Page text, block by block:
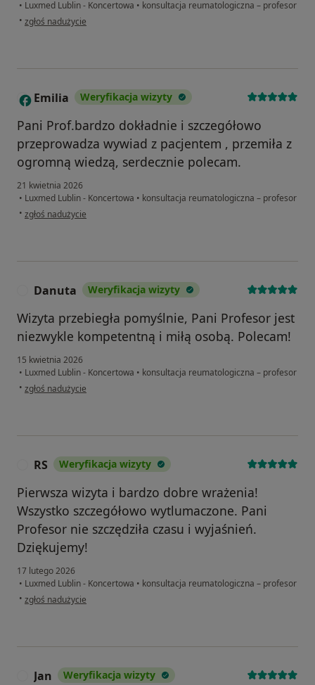
• Luxmed Lublin - Koncertowa • konsultacja reumatologiczna – profesor
• w opinii użytkownika Joanna
zgłoś nadużycie
E Emilia Weryfikacja wizyty
Pani Prof.bardzo dokładnie i szczegółowo
przeprowadza wywiad z pacjentem , przemiła z
ogromną wiedzą, serdecznie polecam.
21 kwietnia 2026
• Luxmed Lublin - Koncertowa • konsultacja reumatologiczna – profesor
• w opinii użytkownika Emilia
zgłoś nadużycie
Danuta Weryfikacja wizyty
Wizyta przebiegła pomyślnie, Pani Profesor jest
niezwykle kompetentną i miłą osobą. Polecam!
15 kwietnia 2026
• Luxmed Lublin - Koncertowa • konsultacja reumatologiczna – profesor
• w opinii użytkownika Danuta
zgłoś nadużycie
RS Weryfikacja wizyty
Pierwsza wizyta i bardzo dobre wrażenia!
Wszystko szczegółowo wytlumaczone. Pani
Profesor nie szczędziła czasu i wyjaśnień.
Dziękujemy!
17 lutego 2026
• Luxmed Lublin - Koncertowa • konsultacja reumatologiczna – profesor
• w opinii użytkownika RS
zgłoś nadużycie
Jan Weryfikacja wizyty